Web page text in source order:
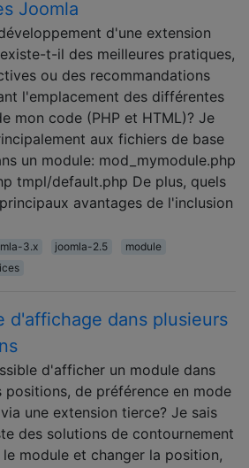
Joomla
d'une extension
t-il des meilleures pratiques,
ou des recommandations
l'emplacement des différentes
mon code (PHP et HTML)? Je
aux fichiers de base
un module: mod_mymodule.php
tmpl/default.php De plus, quels
avantages de l'inclusion
3.x joomla-2.5
module
d'affichage dans plusieurs
d'afficher un module dans
positions, de préférence en mode
une extension tierce? Je sais
des solutions de contournement
le module et changer la position,